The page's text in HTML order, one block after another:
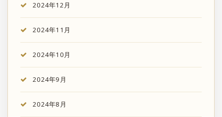
2024年12月
2024年11月
2024年10月
2024年9月
2024年8月